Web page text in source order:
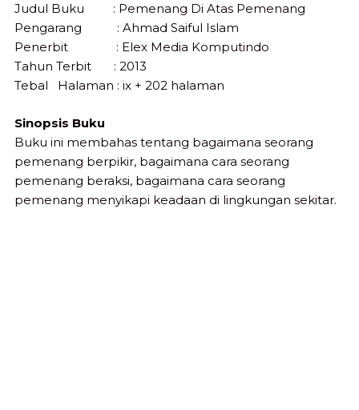
Judul Buku : Pemenang Di Atas Pemenang
Pengarang : Ahmad Saiful Islam
Penerbit : Elex Media Komputindo
Tahun Terbit : 2013
Tebal Halaman : ix + 202 halaman
Sinopsis Buku
Buku ini membahas tentang bagaimana seorang
pemenang berpikir, bagaimana cara seorang
pemenang beraksi, bagaimana cara seorang
pemenang menyikapi keadaan di lingkungan sekitar.